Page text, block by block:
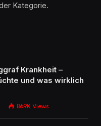
Kategorie.
Krankheit –
und was wirklich
869K Views